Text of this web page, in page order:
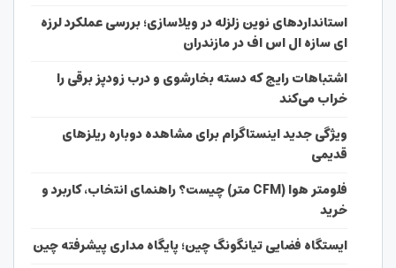
استانداردهای نوین زلزله در ویلاسازی؛ بررسی عملکرد لرزه
ای سازه ال اس اف در مازندران
اشتباهات رایج که دسته بخارشوی و درب زودپز برقی را
خراب می‌کند
ویژگی جدید اینستاگرام برای مشاهده دوباره ریلزهای
قدیمی
فلومتر هوا (CFM متر) چیست؟ راهنمای انتخاب، کاربرد و
خرید
ایستگاه فضایی تیانگونگ چین؛ پایگاه مداری پیشرفته چین